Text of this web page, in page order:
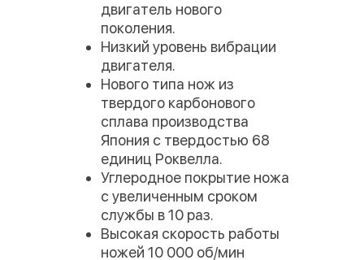
двигатель нового
поколения.
Низкий уровень вибрации
двигателя.
Нового типа нож из
твердого карбонового
сплава производства
Япония с твердостью 68
единиц Роквелла.
Углеродное покрытие ножа
с увеличенным сроком
службы в 10 раз.
Высокая скорость работы
ножей 10 000 об/мин